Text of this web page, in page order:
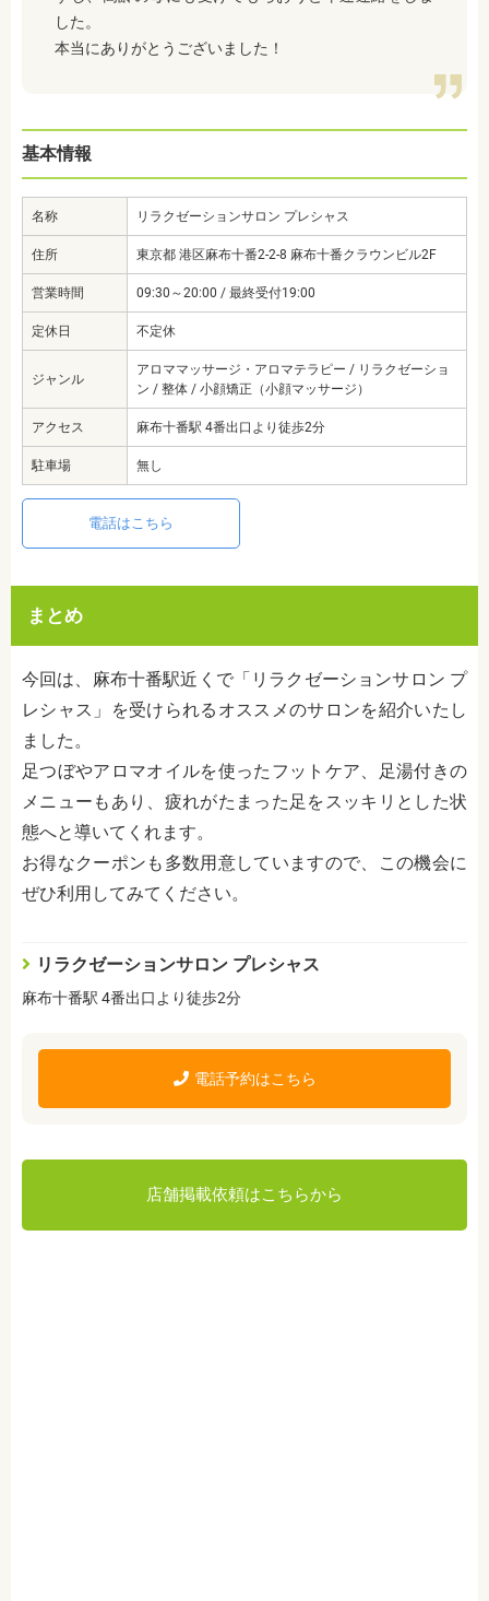
した。
本当にありがとうございました！
基本情報
名称 リラクゼーションサロン プレシャス
住所 東京都 港区麻布十番2-2-8 麻布十番クラウンビル2F
営業時間 09:30～20:00 / 最終受付19:00
定休日 不定休
ジャンル
アロママッサージ・アロマテラピー / リラクゼーショ
ン / 整体 / 小顔矯正（小顔マッサージ）
アクセス 麻布十番駅 4番出口より徒歩2分
駐車場 無し
電話はこちら
まとめ
今回は、麻布十番駅近くで「リラクゼーションサロン プ
レシャス」を受けられるオススメのサロンを紹介いたし
ました。
足つぼやアロマオイルを使ったフットケア、足湯付きの
メニューもあり、疲れがたまった足をスッキリとした状
態へと導いてくれます。
お得なクーポンも多数用意していますので、この機会に
ぜひ利用してみてください。
リラクゼーションサロン プレシャス
麻布十番駅 4番出口より徒歩2分
電話予約はこちら
店舗掲載依頼はこちらから